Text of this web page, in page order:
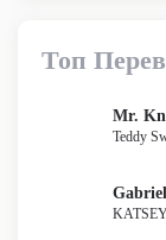
Топ
Mr.
Teddy